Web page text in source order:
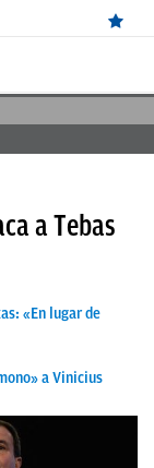
a Tebas
«En lugar de
a Vinicius